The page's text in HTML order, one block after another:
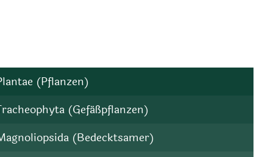
(Pflanzen)
(Gefäßpflanzen)
(Bedecktsamer)